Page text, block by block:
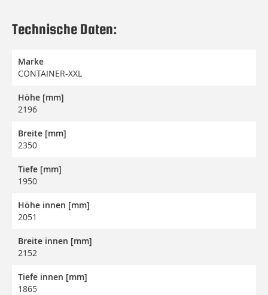
Technische Daten:
Marke
CONTAINER-XXL
Höhe [mm]
2196
Breite [mm]
2350
Tiefe [mm]
1950
Höhe innen [mm]
2051
Breite innen [mm]
2152
Tiefe innen [mm]
1865